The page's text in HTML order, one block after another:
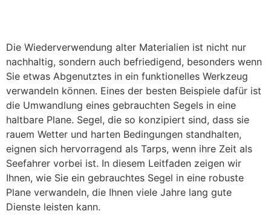
Die Wiederverwendung alter Materialien ist nicht nur
nachhaltig, sondern auch befriedigend, besonders wenn
Sie etwas Abgenutztes in ein funktionelles Werkzeug
verwandeln können. Eines der besten Beispiele dafür ist
die Umwandlung eines gebrauchten Segels in eine
haltbare Plane. Segel, die so konzipiert sind, dass sie
rauem Wetter und harten Bedingungen standhalten,
eignen sich hervorragend als Tarps, wenn ihre Zeit als
Seefahrer vorbei ist. In diesem Leitfaden zeigen wir
Ihnen, wie Sie ein gebrauchtes Segel in eine robuste
Plane verwandeln, die Ihnen viele Jahre lang gute
Dienste leisten kann.